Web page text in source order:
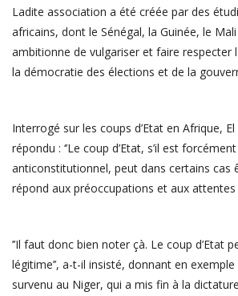
Ladite association a été créée par des
africains, dont le Sénégal, la Guinée, le
ambitionne de vulgariser et faire respecter
la démocratie des élections et de la
Interrogé sur les coups d’Etat en Afrique,
répondu : ‘’Le coup d’Etat, s’il est
anticonstitutionnel, peut dans certains cas
répond aux préoccupations et aux attentes
’’Il faut donc bien noter çà. Le coup d’Etat
légitime’’, a-t-il insisté, donnant en
survenu au Niger, qui a mis fin à la